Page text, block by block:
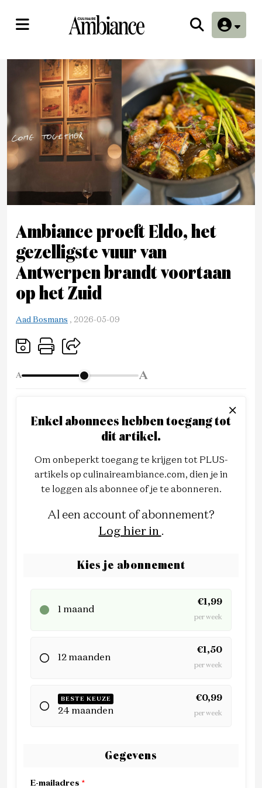
Ambiance proeft Eldo, het
gezelligste vuur van
Antwerpen brandt voortaan
op het Zuid
Aad Bosmans , 2026-05-09
A A
Enkel abonnees hebben toegang tot
dit artikel.
Om onbeperkt toegang te krijgen tot PLUS-
artikels op culinaireambiance.com, dien je in
te loggen als abonnee of je te abonneren.
Al een account of abonnement?
Log hier in .
Kies je abonnement
1 maand
€1,99
per week
12 maanden
€1,50
per week
BESTE KEUZE
24 maanden
€0,99
per week
Gegevens
E-mailadres *